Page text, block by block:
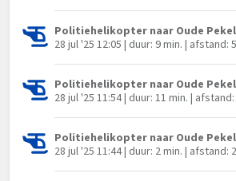
Politiehelikopter naar Oude
28 jul '25 12:05 | duur: 9 min. | afstand:
Politiehelikopter naar Oude
28 jul '25 11:54 | duur: 11 min. |
Politiehelikopter naar Oude
28 jul '25 11:44 | duur: 2 min. | afstand: